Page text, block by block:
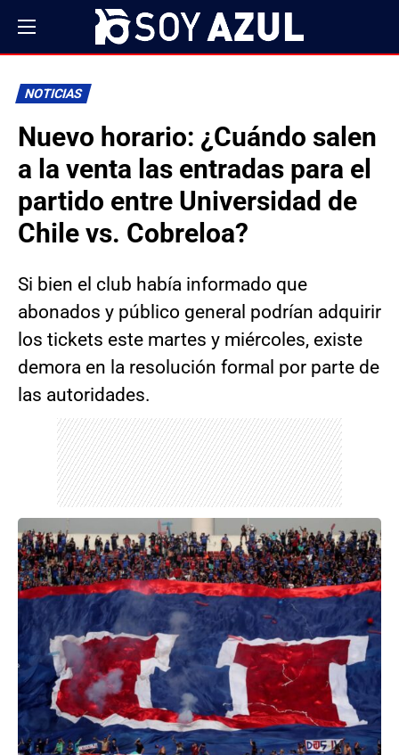
NOTICIAS
Nuevo horario: ¿Cuándo salen
a la venta las entradas para el
partido entre Universidad de
Chile vs. Cobreloa?
Si bien el club había informado que
abonados y público general podrían adquirir
los tickets este martes y miércoles, existe
demora en la resolución formal por parte de
las autoridades.